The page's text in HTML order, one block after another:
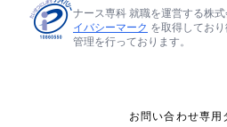
ナース専科 就職を運営する株
イバシーマーク を取得してお
管理を行っております。
お問い合わせ専用